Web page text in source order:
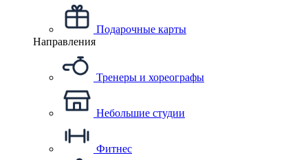
Подарочные карты
Направления
Тренеры и хореографы
Небольшие студии
Фитнес